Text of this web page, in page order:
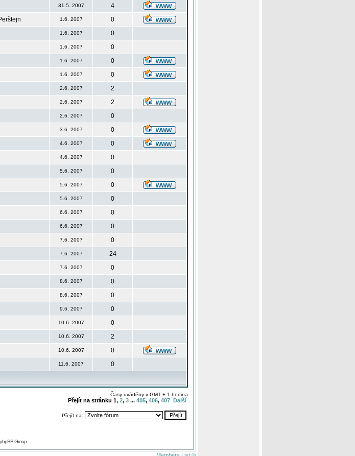
31.5. 2007
4
1.6. 2007
0
1.6. 2007
0
1.6. 2007
0
1.6. 2007
0
1.6. 2007
0
2.6. 2007
2
2.6. 2007
2
2.6. 2007
0
3.6. 2007
0
4.6. 2007
0
4.6. 2007
0
5.6. 2007
0
5.6. 2007
0
5.6. 2007
0
6.6. 2007
0
6.6. 2007
0
7.6. 2007
0
7.6. 2007
24
7.6. 2007
0
8.6. 2007
0
8.6. 2007
0
9.6. 2007
0
10.6. 2007
0
10.6. 2007
2
10.6. 2007
0
11.6. 2007 0
Časy uváděny v GMT + 1 hodina
Přejít na stránku 1, 2, 3 ... 405, 406, 407 Další
Přejít na:
Group